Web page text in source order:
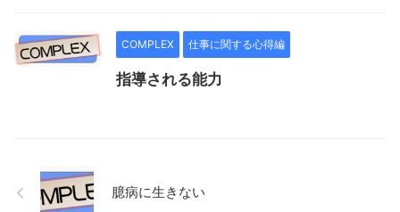
COMPLEX 仕事に関する心得編
指導される能力
臆病に生きない